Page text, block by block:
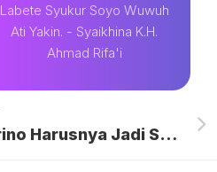
Labete Syukur Soyo Wuwuh
Ati Yakin. - Syaikhina K.H.
Ahmad Rifa'i
Merino Harusnya Jadi Striker Utama Arsenal, Bukan Gyokeres